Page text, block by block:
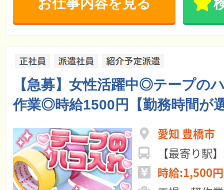
お仕事内容を見る
【急募】女性活躍中◎テープの
作業◎時給1500円【勤務時間が
愛知 豊橋市
【最寄り駅
時給:1,500